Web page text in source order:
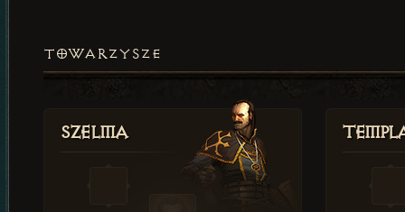
TOWARZYSZE
Szelma